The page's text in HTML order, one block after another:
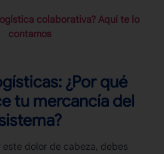
colaborativa? Aquí te lo
contamos
¿Por qué
tu mercancía del
este dolor de cabeza, debes